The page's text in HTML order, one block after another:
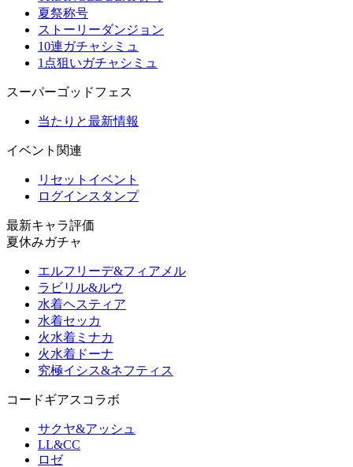
夏祭称号
ストーリーダンジョン
10連ガチャシミュ
1点狙いガチャシミュ
スーパーゴッドフェス
当たりと最新情報
イベント関連
リセットイベント
ログインスタンプ
最新キャラ評価
夏休みガチャ
エルフリーデ&フィアメル
ラビリル&ルウ
水着ヘスティア
水着セッカ
火水着ミナカ
火水着ドーナ
究極イシス&ネフティス
コードギアスコラボ
サクヤ&アッシュ
LL&CC
ロゼ